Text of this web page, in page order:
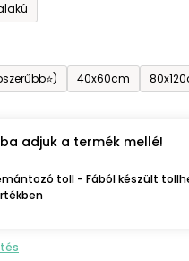
40x60cm
adjuk a termék mellé!
toll - Fából készült